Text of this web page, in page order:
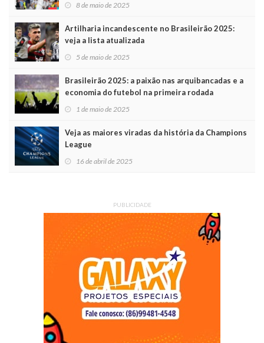
8 de maio de 2025
Artilharia incandescente no Brasileirão 2025:
veja a lista atualizada
5 de maio de 2025
Brasileirão 2025: a paixão nas arquibancadas e a
economia do futebol na primeira rodada
1 de maio de 2025
Veja as maiores viradas da história da Champions
League
16 de abril de 2025
PUBLICIDADE